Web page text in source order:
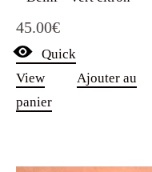
45.00€
Quick
View
Ajouter au
panier